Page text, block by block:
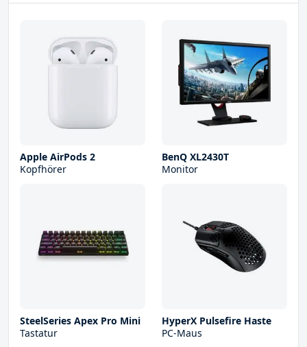
Apple AirPods 2
Kopfhörer
BenQ XL2430T
Monitor
SteelSeries Apex Pro Mini
Tastatur
HyperX Pulsefire Haste
PC-Maus